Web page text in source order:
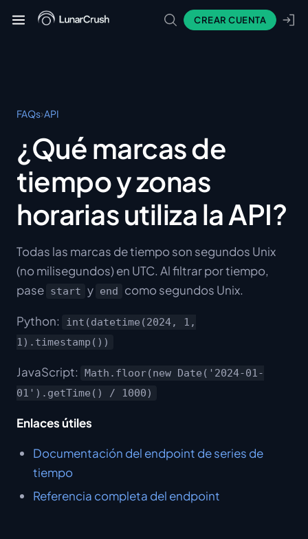
CREAR CUENTA
FAQs›API
¿Qué marcas de
tiempo y zonas
horarias utiliza la API?
Todas las marcas de tiempo son segundos Unix
(no milisegundos) en UTC. Al filtrar por tiempo,
pase start y end como segundos Unix.
Python:
int(datetime(2024, 1,
1).timestamp())
JavaScript:
Math.floor(new Date('2024-01-
01').getTime() / 1000)
Enlaces útiles
Documentación del endpoint de series de
tiempo
Referencia completa del endpoint